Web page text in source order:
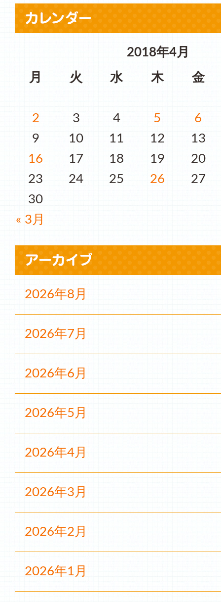
2018年4月
月
火 水 木 金
« 3月
2 3 4 5
6
9
10 11 12
13
16
17 18 19
20
23
24 25 26
27
30
2026年8月
2026年7月
2026年6月
2026年5月
2026年4月
2026年3月
2026年2月
2026年1月